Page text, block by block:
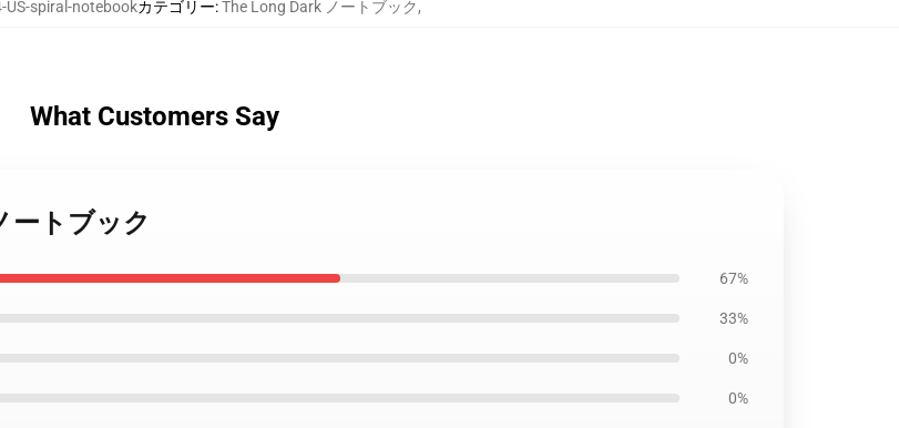
US-spiral-notebookカテゴリー:The Long Dark ノートブック,
What Customers Say
ートブック
67%
33%
0%
0%